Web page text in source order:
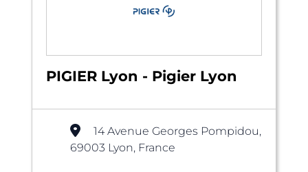
PIGIER Lyon - Pigier Lyon
14 Avenue Georges Pompidou,
69003 Lyon, France